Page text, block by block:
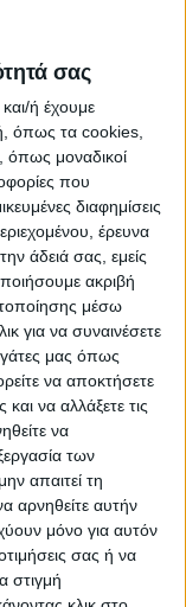
σας
ή έχουμε
όπως τα cookies,
όπως μοναδικοί
που
διαφημίσεις
έρευνα
άδειά σας, εμείς
ακριβή
μέσω
για να συναινέσετε
μας όπως
να αποκτήσετε
να αλλάξετε τις
να
των
απαιτεί τη
αρνηθείτε αυτήν
μόνο για αυτόν
σας ή να
στιγμή
του
θα
κυρώσεων
της
ο υπουργός
του
όλους τους
που
διακοπής
Ρωσία